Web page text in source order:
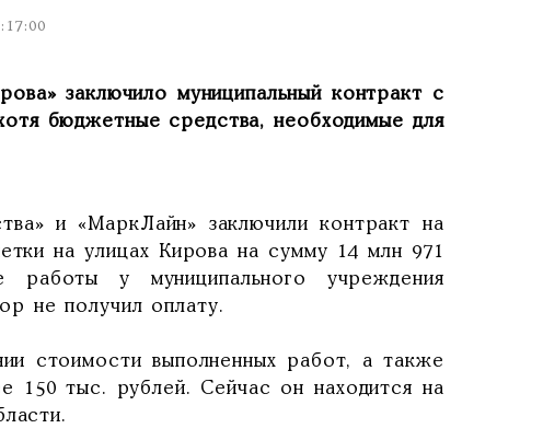
заключило муниципальный контракт с
бюджетные средства, необходимые для
и «МаркЛайн» заключили контракт на
на улицах Кирова на сумму 14 млн 971
у муниципального учреждения
не получил оплату.
стоимости выполненных работ, а также
150 тыс. рублей. Сейчас он находится на